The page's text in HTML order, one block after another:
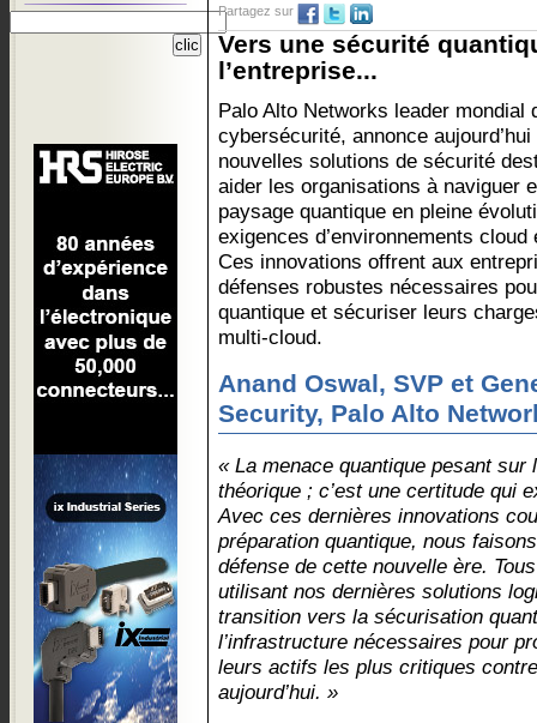
Partagez sur
Vers une sécurité
l’entreprise...
Palo Alto Networks leader mondial
cybersécurité, annonce aujourd’hui
nouvelles solutions de sécurité
aider les organisations à naviguer
paysage quantique en pleine
exigences d’environnements
Ces innovations offrent aux
défenses robustes nécessaires
quantique et sécuriser leurs
multi-cloud.
Anand Oswal, SVP et
Security, Palo Alto
« La menace quantique pesant sur
théorique ; c’est une certitude qui
Avec ces dernières innovations
préparation quantique, nous
défense de cette nouvelle ère.
utilisant nos dernières solutions
transition vers la sécurisation
l’infrastructure nécessaires pour
leurs actifs les plus critiques
aujourd’hui. »